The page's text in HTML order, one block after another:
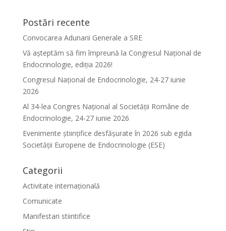
Postări recente
Convocarea Adunarii Generale a SRE
Vă așteptăm să fim împreună la Congresul Național de
Endocrinologie, ediția 2026!
Congresul Național de Endocrinologie, 24-27 iunie
2026
Al 34-lea Congres Național al Societății Române de
Endocrinologie, 24-27 iunie 2026
Evenimente ştiinţifice desfăşurate în 2026 sub egida
Societăţii Europene de Endocrinologie (ESE)
Categorii
Activitate internațională
Comunicate
Manifestari stiintifice